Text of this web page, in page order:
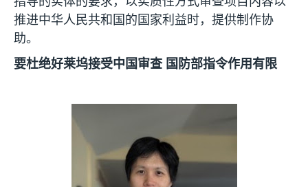
推进中华人民共和国的国家利益时，提供制作协
助。
要杜绝好莱坞接受中国审查 国防部指令作用有限